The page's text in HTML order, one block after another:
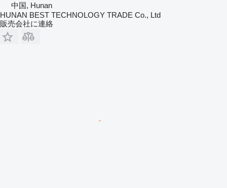
中国, Hunan
HUNAN BEST TECHNOLOGY TRADE Co., Ltd
販売会社に連絡